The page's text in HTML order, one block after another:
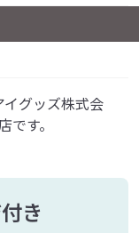
グッズ株式会
す。
き